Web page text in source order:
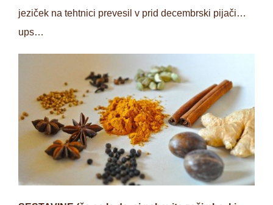
jeziček na tehtnici prevesil v prid decembrski pijači…
ups…